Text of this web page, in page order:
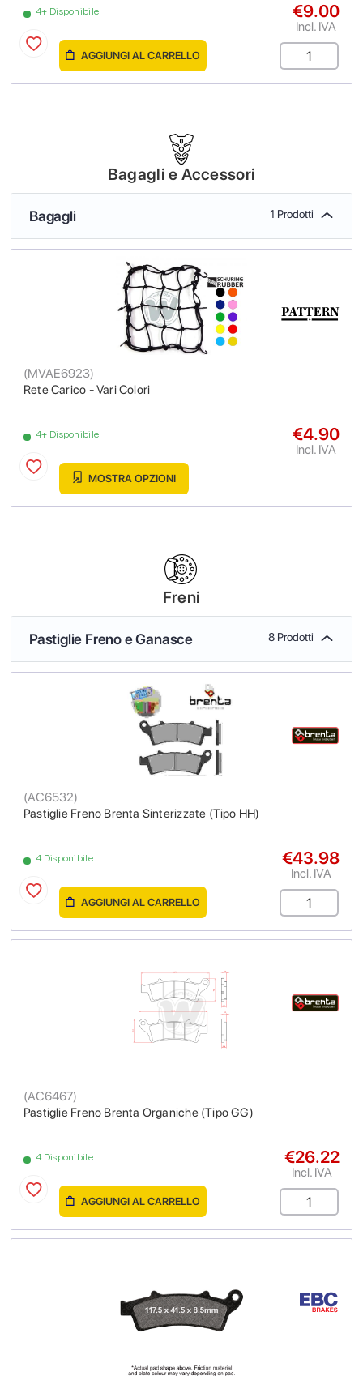
4+ Disponibile €9.00
Incl. IVA
AGGIUNGI AL CARRELLO
Bagagli e Accessori
Bagagli 1 Prodotti
Rete Carico - Vari Colori
(MVAE6923)
4+ Disponibile €4.90
Incl. IVA
MOSTRA OPZIONI
Freni
Pastiglie Freno e Ganasce 8 Prodotti
Pastiglie Freno Brenta Sinterizzate (Tipo HH)
(AC6532)
4 Disponibile €43.98
Incl. IVA
AGGIUNGI AL CARRELLO
Pastiglie Freno Brenta Organiche (Tipo GG)
(AC6467)
4 Disponibile €26.22
Incl. IVA
AGGIUNGI AL CARRELLO